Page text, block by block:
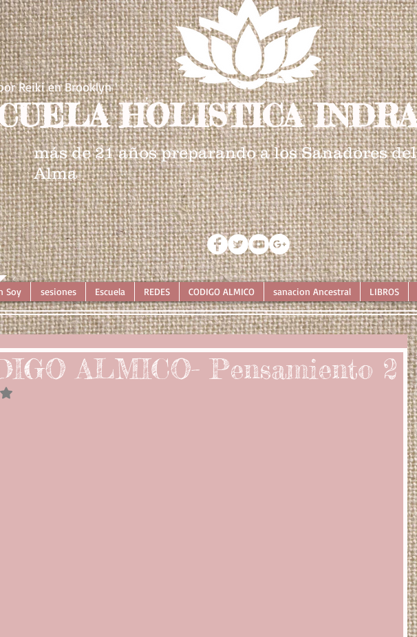
más de 21 años preparando a los Sanadores del
Alma
HOLISTICA
Reiki en Brooklyn
Soy sesiones Escuela REDES CODIGO ALMICO sanacion Ancestral LIBROS
ALMICO- Pensamiento 2
NaN de 5 estrellas.